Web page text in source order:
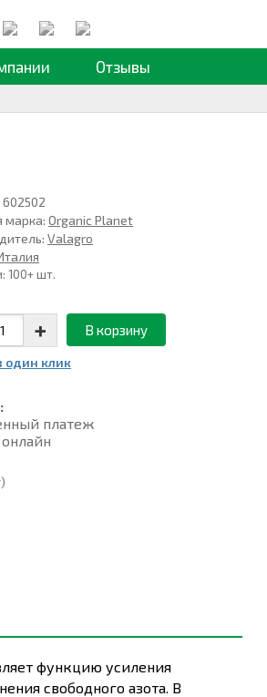
Отзывы
602502
марка:Organic Planet
Valagro
100+ шт.
+ В корзину
один клик
платеж
функцию усиления
свободного азота. В